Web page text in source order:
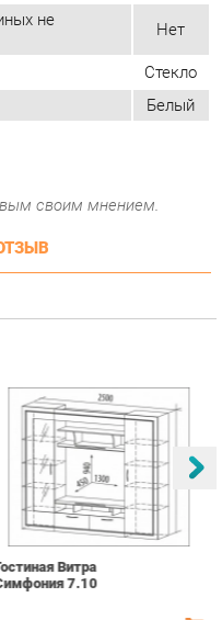
своим мнением.
Купить
Витра
7.10
482 ₽
ГОРОДА